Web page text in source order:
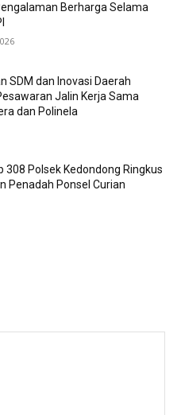
Berharga Selama
SDM dan Inovasi Daerah
Jalin Kerja Sama
dan Polinela
308 Polsek Kedondong Ringkus
Penadah Ponsel Curian